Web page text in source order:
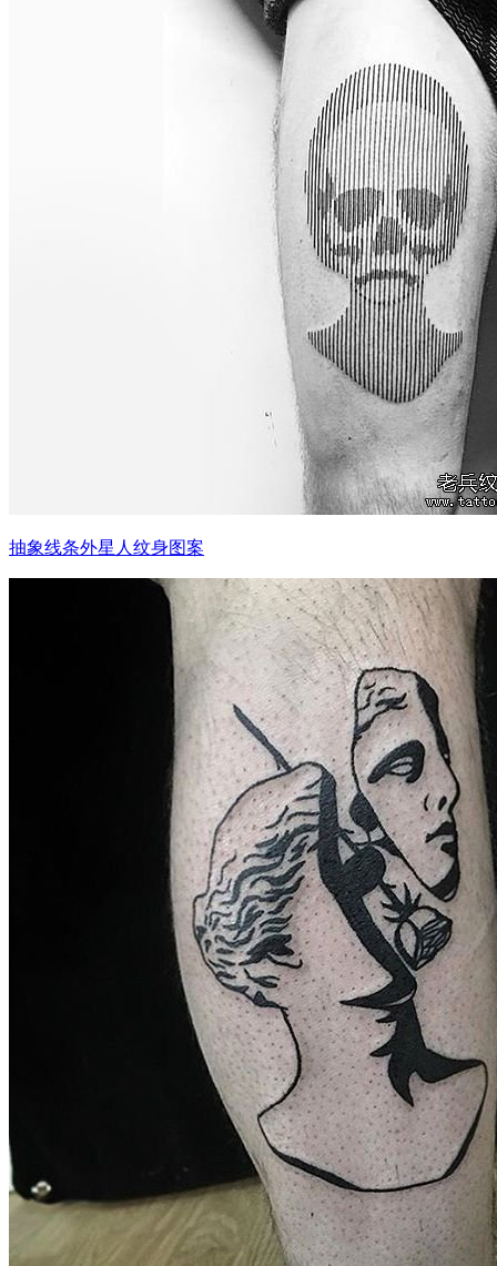
： 服务号：laobingwenshen 订阅号：laobing66666 打造国
文资讯！精美纹身图案及手稿 纹身作品 一站搞定！回复相
问千万素材的微官网，中国最强最全纹身图案尽在其中！
抽象线条外星人纹身图案